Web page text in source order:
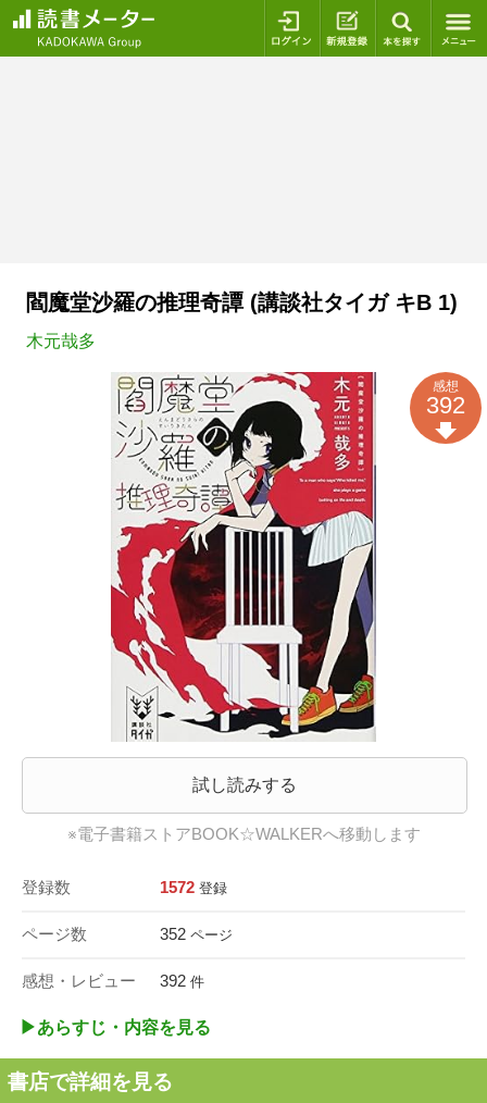
ログイン 新規登録
閻魔堂沙羅の推理奇譚 (講談社タイガ キB 1)
木元哉多
試し読みする
※電子書籍ストアBOOK☆WALKERへ移動します
登録数 1572 登録
ページ数 352 ページ
感想・レビュー 392 件
感想
392
▶︎あらすじ・内容を見る
書店で詳細を見る